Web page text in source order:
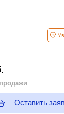
Оставить